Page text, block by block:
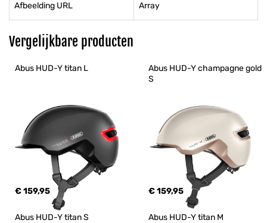
Afbeelding URL Array
Vergelijkbare producten
Abus HUD-Y titan L
€ 159,95
Abus HUD-Y champagne gold
S
€ 159,95
Abus HUD-Y titan S Abus HUD-Y titan M